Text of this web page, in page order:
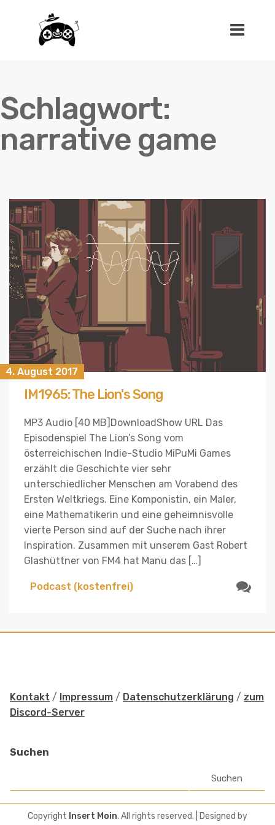
Schlagwort:
narrative game
4. August 2017
IM1965: The Lion's Song
MP3 Audio [40 MB]DownloadShow URL Das
Episodenspiel The Lion’s Song vom
österreichischen Indie-Studio MiPuMi Games
erzählt die Geschichte vier sehr
unterschiedlicher Menschen am Vorabend des
Ersten Weltkriegs. Eine Komponistin, ein Maler,
eine Mathematikerin und eine geheimnisvolle
vierte Person sind auf der Suche nach ihrer
Inspiration. Zusammen mit unserem Gast Robert
Glashüttner von FM4 hat Manu das […]
Podcast (kostenfrei)
Kontakt / Impressum / Datenschutzerklärung / zum
Discord-Server
Suchen
Suchen
Copyright Insert Moin. All rights reserved.
| Designed by